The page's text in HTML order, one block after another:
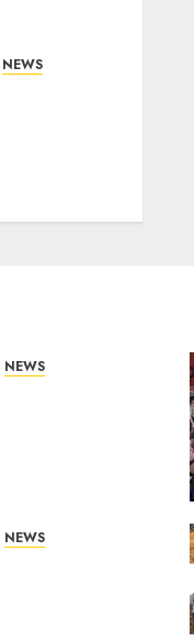
NEWS
0
NEWS
NEWS